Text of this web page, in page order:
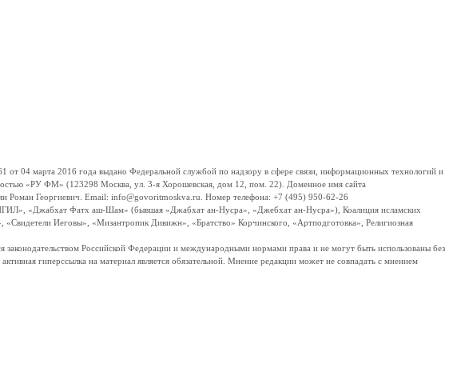
04 марта 2016 года выдано Федеральной службой по надзору в сфере связи, информационных технологий и
«РУ ФМ» (123298 Москва, ул. 3-я Хорошевская, дом 12, пом. 22). Доменное имя сайта
Роман Георгиевич. Email: info@govoritmoskva.ru. Номер телефона: +7 (495) 950-62-26
«Джабхат Фатх аш-Шам» (бывшая «Джабхат ан-Нусра», «Джебхат ан-Нусра»), Коалиция исламских
Иеговы», «Мизантропик Дивижн», «Братство» Корчинского, «Артподготовка», Религиозная
Российской Федерации и международными нормами права и не могут быть использованы без
гиперссылка на материал является обязательной. Мнение редакции может не совпадать с мнением